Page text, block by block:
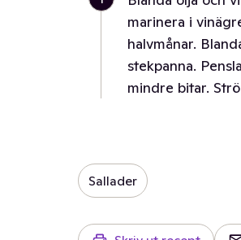
marinera i
halvmånar.
stekpanna.
mindre bitar.
Sallader